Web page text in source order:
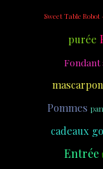
Sweet Table
purée
Fondant
Pommes
cadeaux
Entrée